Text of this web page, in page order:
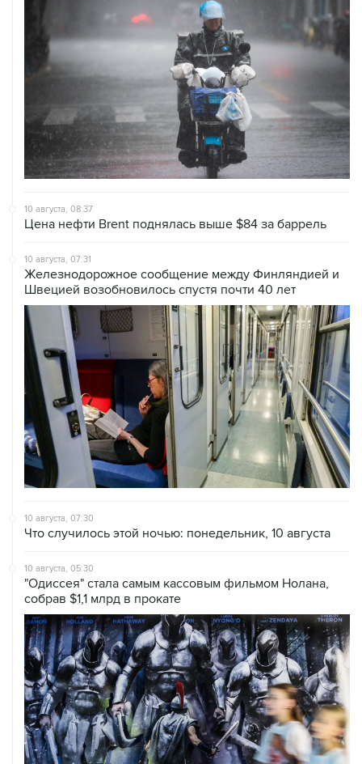
10 августа, 08:37
Цена нефти Brent поднялась выше $84 за баррель
10 августа, 07:31
Железнодорожное сообщение между Финляндией и
Швецией возобновилось спустя почти 40 лет
10 августа, 07:30
Что случилось этой ночью: понедельник, 10 августа
10 августа, 05:30
"Одиссея" стала самым кассовым фильмом Нолана,
собрав $1,1 млрд в прокате